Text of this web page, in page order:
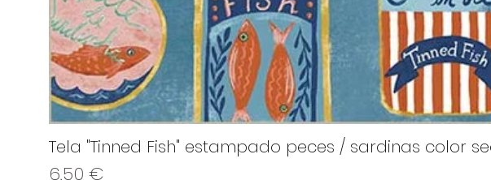
Tela "Tinned Fish" estampado peces / sardinas color
Precio
6,50 €